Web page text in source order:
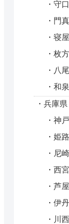
守
門
寝
枚
八
和
兵庫県
神
姫
尼
西
芦
伊
川